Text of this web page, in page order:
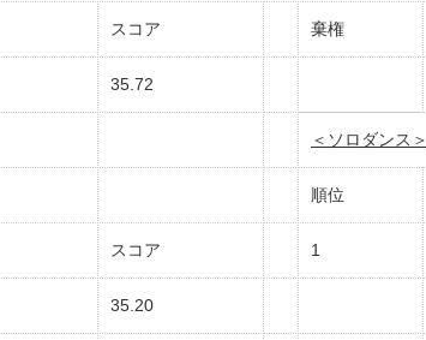
スコア 棄権
35.72
＜ソロダンス＞
順位
スコア 1
35.20